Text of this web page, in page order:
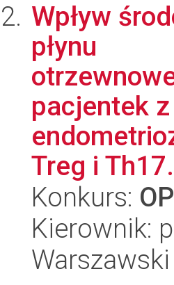
Wpływ
płynu
pacjentek z
Treg i
Konkurs:
Kierownik: